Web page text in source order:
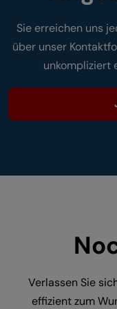
Sie erreichen uns
über unser
unkompliziert
Verlassen Sie
effizient zum